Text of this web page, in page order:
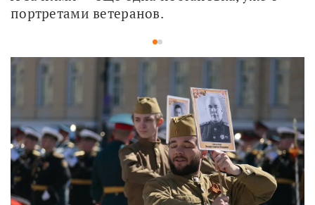
портретами ветеранов.
12